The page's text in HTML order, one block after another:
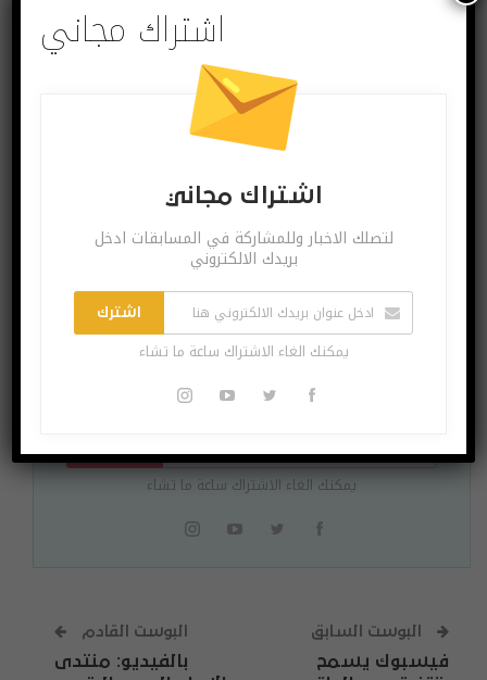
اشتراك مجاني
لتصلك الاخبار وللمشاركة في المسابقات ادخل بريدك
الالكتروني
يمكنك الغاء الاشتراك ساعة ما تشاء
البوست السابق
فيسبوك يسمح
البوست القادم
بالفيديو: منتدى
اشتراك مجاني
اشتراك مجاني
لتصلك الاخبار وللمشاركة في المسابقات ادخل
بريدك الالكتروني
اشترك
يمكنك الغاء الاشتراك ساعة ما تشاء